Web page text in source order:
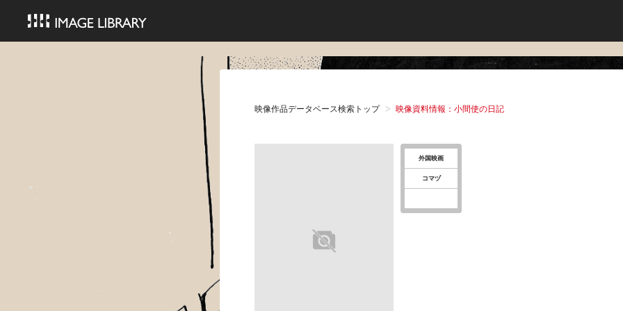
映像作品データベース検索トップ 映像資料情報：小間使の日記
外国映画
コマヅ